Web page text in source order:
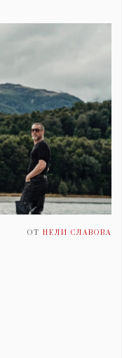
ОТ НЕЛИ СЛАВОВА